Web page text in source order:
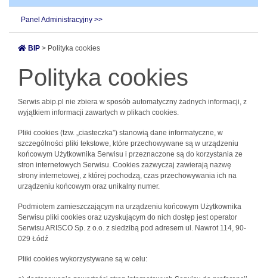
Panel Administracyjny >>
BIP > Polityka cookies
Polityka cookies
Serwis abip.pl nie zbiera w sposób automatyczny żadnych informacji, z
wyjątkiem informacji zawartych w plikach cookies.
Pliki cookies (tzw. „ciasteczka”) stanowią dane informatyczne, w
szczególności pliki tekstowe, które przechowywane są w urządzeniu
końcowym Użytkownika Serwisu i przeznaczone są do korzystania ze
stron internetowych Serwisu. Cookies zazwyczaj zawierają nazwę
strony internetowej, z której pochodzą, czas przechowywania ich na
urządzeniu końcowym oraz unikalny numer.
Podmiotem zamieszczającym na urządzeniu końcowym Użytkownika
Serwisu pliki cookies oraz uzyskującym do nich dostęp jest operator
Serwisu ARISCO Sp. z o.o. z siedzibą pod adresem ul. Nawrot 114, 90-
029 Łódź
Pliki cookies wykorzystywane są w celu: